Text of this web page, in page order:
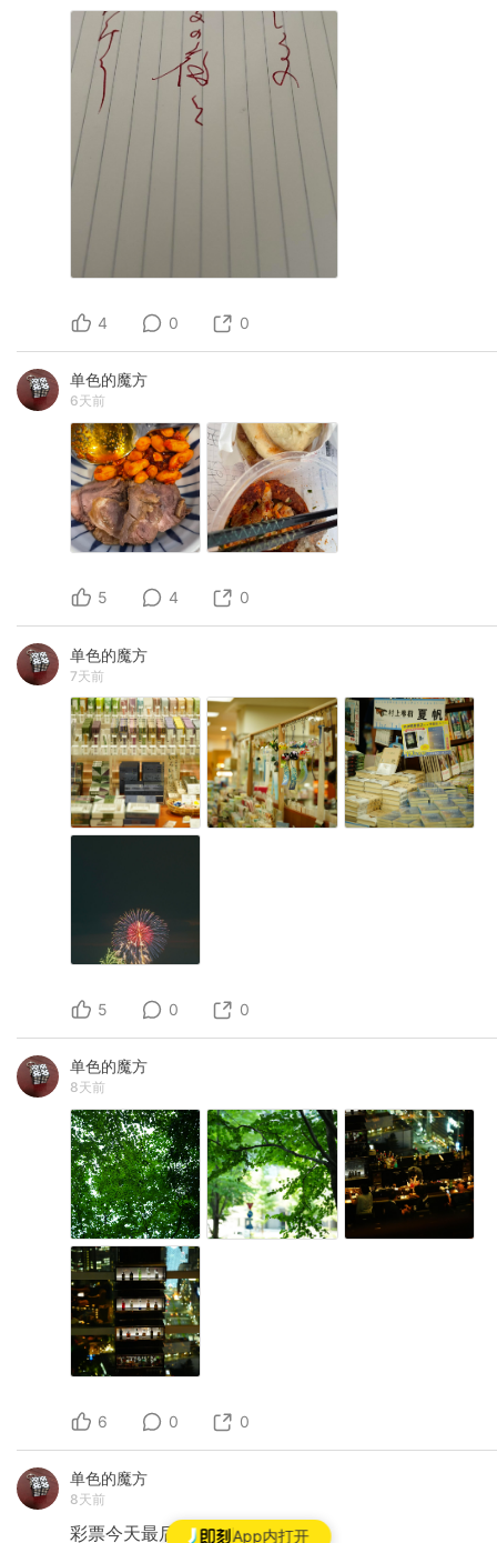
App内打开
好，我经常和他说，你甚至可以开一家中餐店。
每次说到这个话题，他先会认真的拒绝说，做中
餐是他的爱好，不是工作。然后又换上一副戏谑
的表情说：看看我标准的白人脸，日本人不会想
吃这个长相的人做的中餐。 这也是我喜欢他原
因，所有的思考回路都和我很像，包括并没有什
么道理的偏见。 我也曾经和他说过，我可以在播
客上宣传你的餐厅。他也认真的拒绝了。 “我不缺
钱，所以也不缺生意，倒是自己的时间总是不
够。而且法国菜也好，中国菜也好，去哪里吃，
客人” 我说，“我可以把你的店介绍成出现在梦里
的店” 他说，“这是一个好的比喻，非常好的，这
次醒了之后，等着你下次再次梦到”
4 0 0
单色的魔方
6天前
5 4 0
单色的魔方
7天前
5 0 0
单色的魔方
8天前
6 0 0
单色的魔方
8天前
彩票今天最后一天